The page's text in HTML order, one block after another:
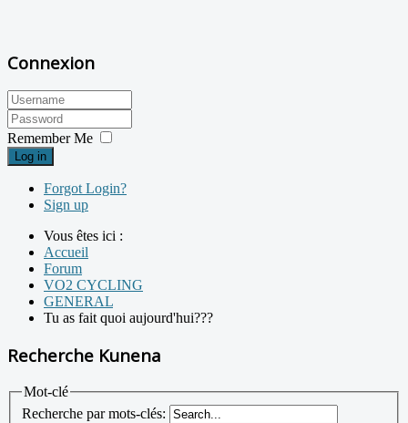
Connexion
Remember Me
Log in
Forgot Login?
Sign up
Vous êtes ici :
Accueil
Forum
VO2 CYCLING
GENERAL
Tu as fait quoi aujourd'hui???
Recherche Kunena
Mot-clé
Recherche par mots-clés: